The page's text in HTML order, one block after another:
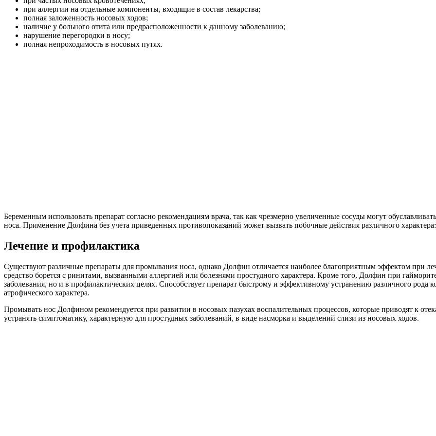
при аллергии на отдельные компоненты, входящие в состав лекарства;
полная заложенность носовых ходов;
наличие у больного отита или предрасположенности к данному заболеванию;
нарушение перегородки в носу;
полная непроходимость в носовых путях.
Беременным использовать препарат согласно рекомендациям врача, так как чрезмерно увеличенные сосуды могут
носа. Применение Долфина без учета приведенных противопоказаний может вызвать побочные действия различного
Лечение и профилактика
Существуют различные препараты для промывания носа, однако Долфин отличается наиболее благоприятным эффектом при
средство борется с ринитами, вызванными аллергией или болезнями простудного характера. Кроме того, Долфин при
заболевания, но и в профилактических целях. Способствует препарат быстрому и эффективному устранению различного рода
атрофического характера.
Промывать нос Долфином рекомендуется при развитии в носовых пазухах воспалительных процессов, которые приводят к
устранять симптоматику, характерную для простудных заболеваний, в виде насморка и выделений слизи из носовых ходов.